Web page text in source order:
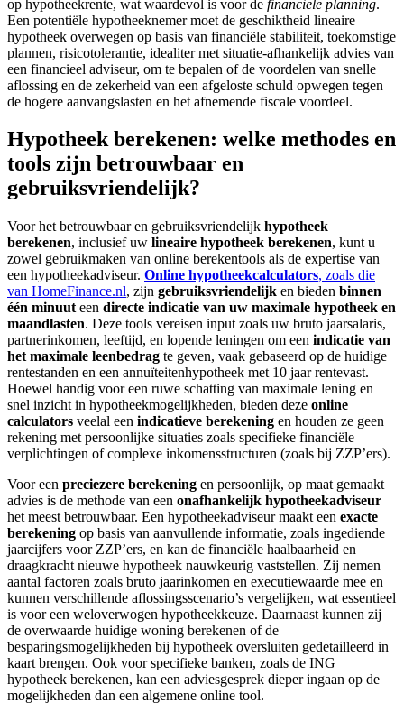
op hypotheekrente, wat waardevol is voor de financiële planning.
Een potentiële hypotheeknemer moet de geschiktheid lineaire
hypotheek overwegen op basis van financiële stabiliteit, toekomstige
plannen, risicotolerantie, idealiter met situatie-afhankelijk advies van
een financieel adviseur, om te bepalen of de voordelen van snelle
aflossing en de zekerheid van een afgeloste schuld opwegen tegen
de hogere aanvangslasten en het afnemende fiscale voordeel.
Hypotheek berekenen: welke methodes en
tools zijn betrouwbaar en
gebruiksvriendelijk?
Voor het betrouwbaar en gebruiksvriendelijk hypotheek
berekenen, inclusief uw lineaire hypotheek berekenen, kunt u
zowel gebruikmaken van online berekentools als de expertise van
een hypotheekadviseur. Online hypotheekcalculators, zoals die
van HomeFinance.nl, zijn gebruiksvriendelijk en bieden binnen
één minuut een directe indicatie van uw maximale hypotheek en
maandlasten. Deze tools vereisen input zoals uw bruto jaarsalaris,
partnerinkomen, leeftijd, en lopende leningen om een indicatie van
het maximale leenbedrag te geven, vaak gebaseerd op de huidige
rentestanden en een annuïteitenhypotheek met 10 jaar rentevast.
Hoewel handig voor een ruwe schatting van maximale lening en
snel inzicht in hypotheekmogelijkheden, bieden deze online
calculators veelal een indicatieve berekening en houden ze geen
rekening met persoonlijke situaties zoals specifieke financiële
verplichtingen of complexe inkomensstructuren (zoals bij ZZP’ers).
Voor een preciezere berekening en persoonlijk, op maat gemaakt
advies is de methode van een onafhankelijk hypotheekadviseur
het meest betrouwbaar. Een hypotheekadviseur maakt een exacte
berekening op basis van aanvullende informatie, zoals ingediende
jaarcijfers voor ZZP’ers, en kan de financiële haalbaarheid en
draagkracht nieuwe hypotheek nauwkeurig vaststellen. Zij nemen
aantal factoren zoals bruto jaarinkomen en executiewaarde mee en
kunnen verschillende aflossingsscenario’s vergelijken, wat essentieel
is voor een weloverwogen hypotheekkeuze. Daarnaast kunnen zij
de overwaarde huidige woning berekenen of de
besparingsmogelijkheden bij hypotheek oversluiten gedetailleerd in
kaart brengen. Ook voor specifieke banken, zoals de ING
hypotheek berekenen, kan een adviesgesprek dieper ingaan op de
mogelijkheden dan een algemene online tool.